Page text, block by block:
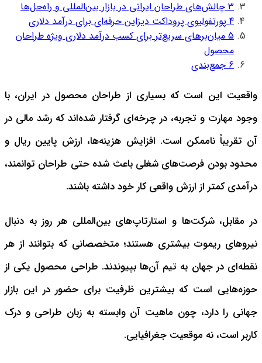
3 چالش‌های طراحان ایرانی در بازار بین‌المللی و راه‌حل‌ها
4 پورتفولیوی پروداکت دیزاین حرفه‌ای برای درآمد دلاری
5 میان‌برهای سریع‌تر برای کسب درآمد دلاری ویژه طراحان
محصول
6 جمع‌بندی
واقعیت این است که بسیاری از طراحان محصول در ایران، با
وجود مهارت و تجربه، در چرخه‌ای گرفتار شده‌اند که رشد مالی در
آن تقریباً ناممکن است. افزایش هزینه‌ها، ارزش پایین ریال و
محدود بودن فرصت‌های شغلی باعث شده حتی طراحان توانمند،
درآمدی کمتر از ارزش واقعی کار خود داشته باشند.
در مقابل، شرکت‌ها و استارتاپ‌های بین‌المللی هر روز به دنبال
نیروهای ریموت بیشتری هستند؛ متخصصانی که بتوانند از هر
نقطه‌ای در جهان به تیم آن‌ها بپیوندند. طراحی محصول یکی از
حوزه‌هایی است که بیشترین ظرفیت برای حضور در این بازار
جهانی را دارد، چون ماهیت آن وابسته به زبان طراحی و درک
کاربر است، نه موقعیت جغرافیایی.